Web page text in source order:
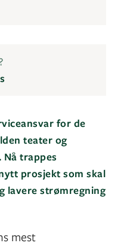
for de
teater og
trappes
prosjekt som skal
lavere strømregning
mest